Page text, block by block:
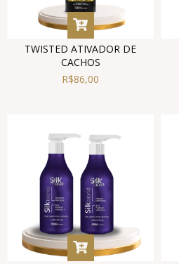
TWISTED ATIVADOR DE
CACHOS
R$86,00